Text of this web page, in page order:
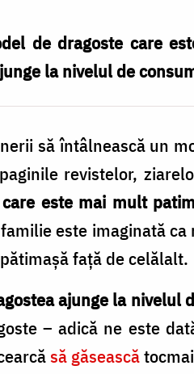
de dragoste care
la nivelul de
să întâlnească un
revistelor,
este mai mult
este imaginată
față de celălalt.
ajunge la nivelul
– adică ne este
să găsească